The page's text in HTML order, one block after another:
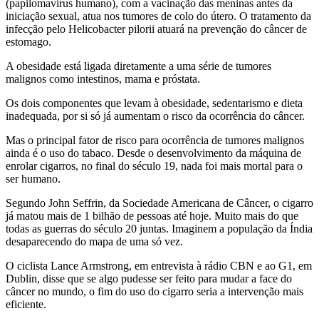
(papilomavírus humano), com a vacinação das meninas antes da
iniciação sexual, atua nos tumores de colo do útero. O tratamento da
infecção pelo Helicobacter pilorii atuará na prevenção do câncer de
estomago.
A obesidade está ligada diretamente a uma série de tumores
malignos como intestinos, mama e próstata.
Os dois componentes que levam à obesidade, sedentarismo e dieta
inadequada, por si só já aumentam o risco da ocorrência do câncer.
Mas o principal fator de risco para ocorrência de tumores malignos
ainda é o uso do tabaco. Desde o desenvolvimento da máquina de
enrolar cigarros, no final do século 19, nada foi mais mortal para o
ser humano.
Segundo John Seffrin, da Sociedade Americana de Câncer, o cigarro
já matou mais de 1 bilhão de pessoas até hoje. Muito mais do que
todas as guerras do século 20 juntas. Imaginem a população da Índia
desaparecendo do mapa de uma só vez.
O ciclista Lance Armstrong, em entrevista à rádio CBN e ao G1, em
Dublin, disse que se algo pudesse ser feito para mudar a face do
câncer no mundo, o fim do uso do cigarro seria a intervenção mais
eficiente.